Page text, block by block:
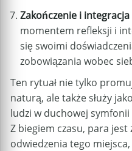
Zakończenie i integracja
momentem refleksji i
się swoimi
zobowiązania wobec
Ten rytuał nie tylko
naturą, ale także służy
ludzi w duchowej
Z biegiem czasu, para
odwiedzenia tego